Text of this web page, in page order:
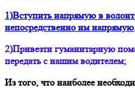
1)Вступить напрямую в
непосредственно им
2)Привезти гуманитарную
передать с нашим водителем;
Из того, что наиболее